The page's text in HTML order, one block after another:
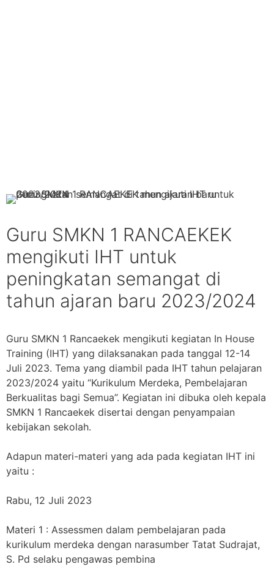
Guru SMKN 1 RANCAEKEK
mengikuti IHT untuk
peningkatan semangat di
tahun ajaran baru 2023/2024
Guru SMKN 1 Rancaekek mengikuti kegiatan In House
Training (IHT) yang dilaksanakan pada tanggal 12-14
Juli 2023. Tema yang diambil pada IHT tahun pelajaran
2023/2024 yaitu “Kurikulum Merdeka, Pembelajaran
Berkualitas bagi Semua”. Kegiatan ini dibuka oleh kepala
SMKN 1 Rancaekek disertai dengan penyampaian
kebijakan sekolah.
Adapun materi-materi yang ada pada kegiatan IHT ini
yaitu :
Rabu, 12 Juli 2023
Materi 1 : Assessmen dalam pembelajaran pada
kurikulum merdeka dengan narasumber Tatat Sudrajat,
S. Pd selaku pengawas pembina